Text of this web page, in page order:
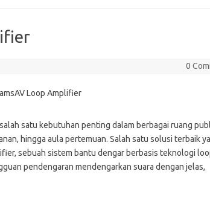
0
satu kebutuhan penting dalam berbagai ruang
hingga aula pertemuan. Salah satu solusi terbaik
sebuah sistem bantu dengar berbasis teknologi
pendengaran mendengarkan suara dengan jelas,